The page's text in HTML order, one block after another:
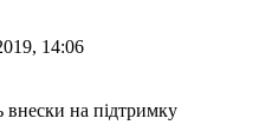
14:06